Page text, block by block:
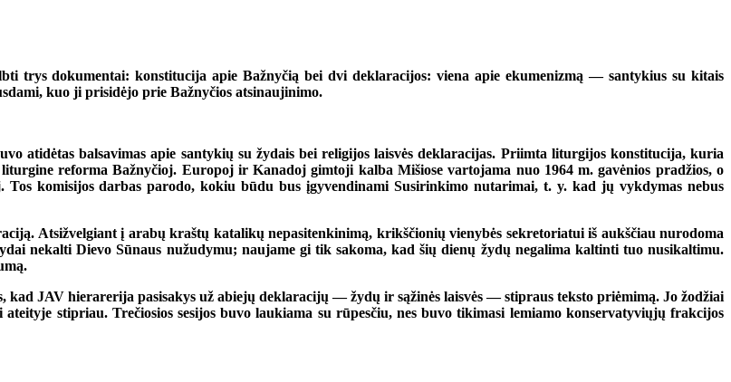
trys dokumentai: konstitucija apie Bažnyčią bei dvi deklaracijos: viena apie ekumenizmą — santykius su kitais
kuo ji prisidėjo prie Bažnyčios atsinaujinimo.
atidėtas balsavimas apie santykių su žydais bei religijos laisvės deklaracijas. Priimta liturgijos konstitucija, kuria
reforma Bažnyčioj. Europoj ir Kanadoj gimtoji kalba Mišiose vartojama nuo 1964 m. gavėnios pradžios, o
komisijos darbas parodo, kokiu būdu bus įgyvendinami Susirinkimo nutarimai, t. y. kad jų vykdymas nebus
Atsižvelgiant į arabų kraštų katalikų nepasitenkinimą, krikščionių vienybės sekretoriatui iš aukščiau nurodoma
nekalti Dievo Sūnaus nužudymu; naujame gi tik sakoma, kad šių dienų žydų negalima kaltinti tuo nusikaltimu.
JAV hierarerija pasisakys už abiejų deklaracijų — žydų ir sąžinės laisvės — stipraus teksto priėmimą. Jo žodžiai
stipriau. Trečiosios sesijos buvo laukiama su rūpesčiu, nes buvo tikimasi lemiamo konservatyviųjų frakcijos